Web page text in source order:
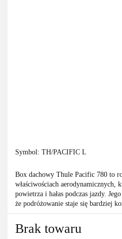
Symbol: TH/PACIFIC L
Box dachowy Thule Pacific 780 to
właściwościach aerodynamicznych,
powietrza i hałas podczas jazdy.
że podróżowanie staje się bardziej
Brak towaru